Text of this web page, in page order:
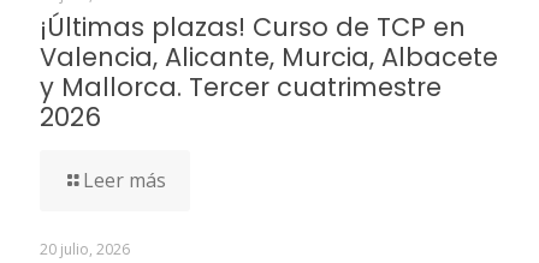
¡Últimas plazas! Curso de TCP en
Valencia, Alicante, Murcia, Albacete
y Mallorca. Tercer cuatrimestre
2026
Leer más
20 julio, 2026